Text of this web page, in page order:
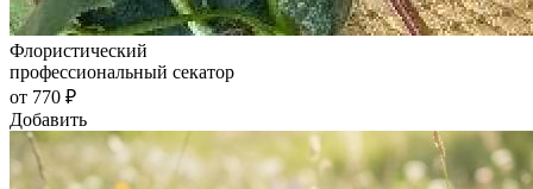
Флористический
профессиональный секатор
от 770 ₽
Добавить